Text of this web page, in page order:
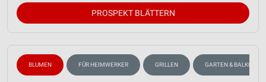
PROSPEKT BLÄTTERN
BLUMEN FÜR HEIMWERKER GRILLEN GARTEN & BALKON